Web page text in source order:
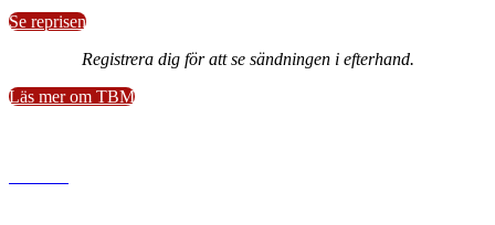
Se reprisen
Registrera dig för att se sändningen i efterhand.
Läs mer om TBM